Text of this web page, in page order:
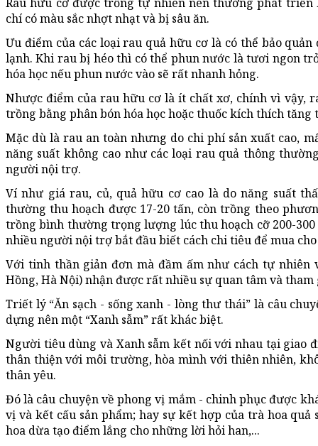
chí có màu sắc nhợt nhạt và bị sâu ăn.
Ưu điểm của các loại rau quả hữu cơ là có thể bảo
lạnh. Khi rau bị héo thì có thể phun nước là tươi ngon
hóa học nếu phun nước vào sẽ rất nhanh hỏng.
Nhược điểm của rau hữu cơ là ít chất xơ, chính vì vậy,
trồng bằng phân bón hóa học hoặc thuốc kích thích tăng
Mặc dù là rau an toàn nhưng do chi phí sản xuất cao,
năng suất không cao như các loại rau quả thông
người nội trợ.
Ví như giá rau, củ, quả hữu cơ cao là do năng suất
thường thu hoạch được 17-20 tấn, còn trồng theo
trồng bình thường trọng lượng lúc thu hoạch cỡ 200-
nhiều người nội trợ bắt đầu biết cách chi tiêu để mua
Với tinh thần giản đơn mà đầm ấm như cách tự nhiên
Hồng, Hà Nội) nhận được rất nhiều sự quan tâm và
Triết lý “Ăn sạch - sống xanh - lòng thư thái” là câu
dựng nên một “Xanh sẫm” rất khác biệt.
Người tiêu dùng và Xanh sẫm kết nối với nhau tại giao
thân thiện với môi trường, hòa mình với thiên nhiên,
thân yêu.
Đó là câu chuyện về phong vị mắm - chinh phục được
vị và kết cấu sản phẩm; hay sự kết hợp của trà hoa
hoa dừa tạo điểm lắng cho những lời hỏi han,...